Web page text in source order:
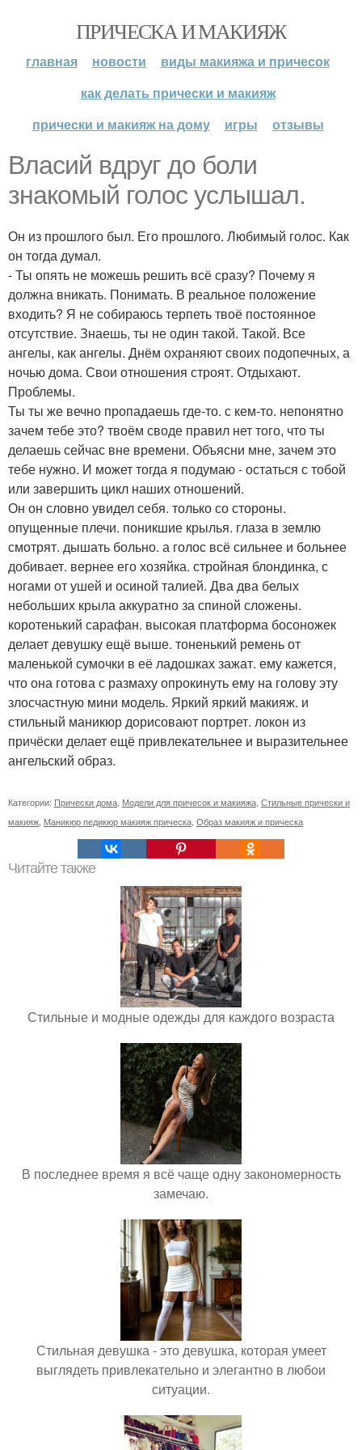
ПРИЧЕСКА И МАКИЯЖ
главная новости
виды макияжа и причесок
как делать прически и макияж
прически и макияж на дому
игры отзывы
Власий вдруг до боли
знакомый голос услышал.
Он из прошлого был. Его прошлого. Любимый голос. Как
он тогда думал.
- Ты опять не можешь решить всё сразу? Почему я
должна вникать. Понимать. В реальное положение
входить? Я не собираюсь терпеть твоё постоянное
отсутствие. Знаешь, ты не один такой. Такой. Все
ангелы, как ангелы. Днём охраняют своих подопечных, а
ночью дома. Свои отношения строят. Отдыхают.
Проблемы.
Ты ты же вечно пропадаешь где-то. с кем-то. непонятно
зачем тебе это? твоём своде правил нет того, что ты
делаешь сейчас вне времени. Объясни мне, зачем это
тебе нужно. И может тогда я подумаю - остаться с тобой
или завершить цикл наших отношений.
Он он словно увидел себя. только со стороны.
опущенные плечи. поникшие крылья. глаза в землю
смотрят. дышать больно. а голос всё сильнее и больнее
добивает. вернее его хозяйка. стройная блондинка, с
ногами от ушей и осиной талией. Два два белых
небольших крыла аккуратно за спиной сложены.
коротенький сарафан. высокая платформа босоножек
делает девушку ещё выше. тоненький ремень от
маленькой сумочки в её ладошках зажат. ему кажется,
что она готова с размаху опрокинуть ему на голову эту
злосчастную мини модель. Яркий яркий макияж. и
стильный маникюр дорисовают портрет. локон из
причёски делает ещё привлекательнее и выразительнее
ангельский образ.
Категории: Прически дома Модели для причесок и макияжа Стильные прически и
макияж Маникюр педикюр макияж прическа Образ макияж и прическа
Читайте также
Стильные и модные одежды для каждого возраста
В последнее время я всё чаще одну закономерность
замечаю.
Стильная девушка - это девушка, которая умеет
выглядеть привлекательно и элегантно в любои
ситуации.